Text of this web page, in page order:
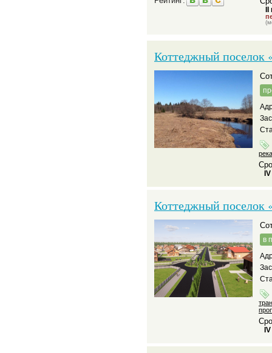
Коттеджный поселок
река
Коттеджный поселок
в